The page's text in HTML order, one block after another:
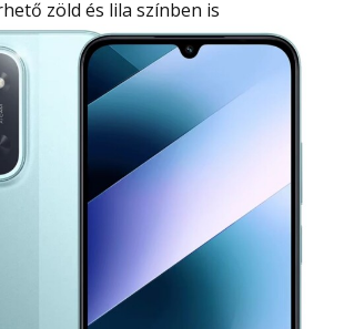
zöld és lila színben is